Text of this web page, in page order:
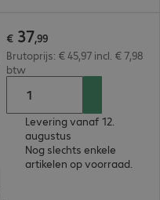
€ 37,99
Brutoprijs: € 45,97 incl. € 7,98
btw
Levering vanaf 12.
augustus
Nog slechts enkele
artikelen op voorraad.